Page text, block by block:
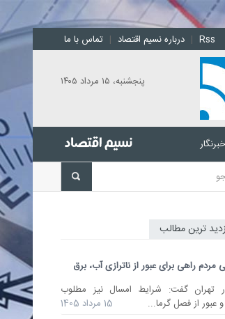
تماس با ما | درباره نسیم اقتصاد | Rss
پنجشنبه، ۱۵ مرداد ۱۴۰۵
و
ترین مطالب
مردم راهی برای عبور از ناترازی آب، برق
تهران گفت: شرایط امسال نیز مطلوب
عبور از فصل گرما...
15 مرداد 1405